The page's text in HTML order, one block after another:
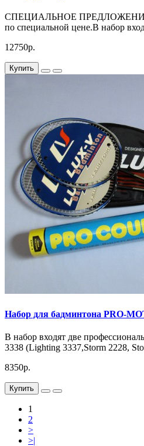
СПЕЦИАЛЬНОЕ ПРЕДЛОЖЕНИЕ:
по специальной цене.В набор
12750р.
Купить
Набор для бадминтона PRO-
В набор входят две
3338 (Lighting 3337,Storm 2228,
8350р.
Купить
1
2
>
>|